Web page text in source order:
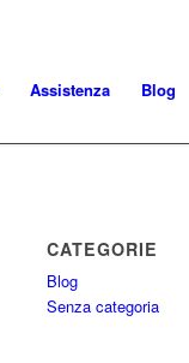
Assistenza Blog
CATEGORIE
Blog
Senza categoria